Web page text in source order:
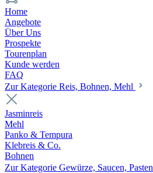
Home
Angebote
Über Uns
Prospekte
Tourenplan
Kunde werden
FAQ
Zur Kategorie Reis, Bohnen, Mehl
Jasminreis
Mehl
Panko & Tempura
Klebreis & Co.
Bohnen
Zur Kategorie Gewürze, Saucen, Pasten